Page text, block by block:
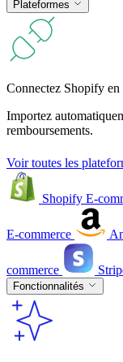
Plateformes
Connectez Shopify en
Importez
remboursements.
Voir toutes les
Shopify E-
E-commerce
commerce
Fonctionnalités